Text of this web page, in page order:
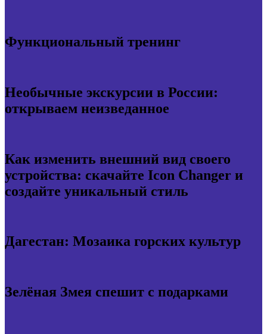
Функциональный тренинг
Необычные экскурсии в России:
открываем неизведанное
Как изменить внешний вид своего
устройства: скачайте Icon Changer и
создайте уникальный стиль
Дагестан: Мозаика горских культур
Зелёная Змея спешит с подарками